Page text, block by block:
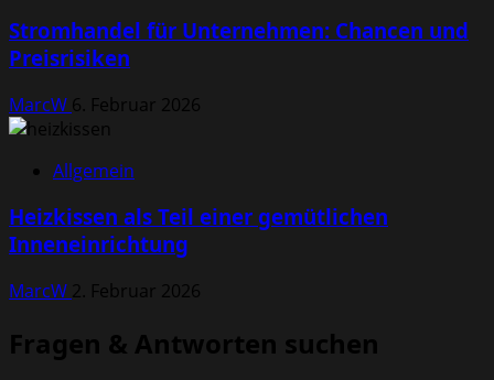
Stromhandel für Unternehmen: Chancen und
Preisrisiken
MarcW 6. Februar 2026
Allgemein
Heizkissen als Teil einer gemütlichen
Inneneinrichtung
MarcW 2. Februar 2026
Fragen & Antworten suchen